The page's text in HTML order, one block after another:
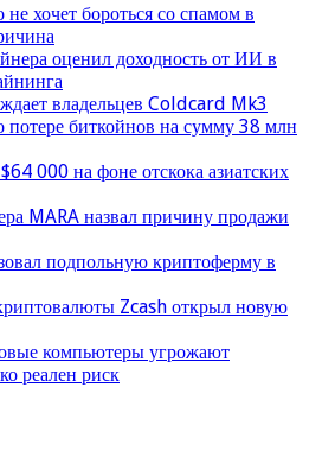
хочет бороться со спамом в
оценил доходность от ИИ в
владельцев Coldcard Mk3
потере биткойнов на сумму 38 млн
000 на фоне отскока азиатских
MARA назвал причину продажи
подпольную криптоферму в
Zcash открыл новую
компьютеры угрожают
реален риск